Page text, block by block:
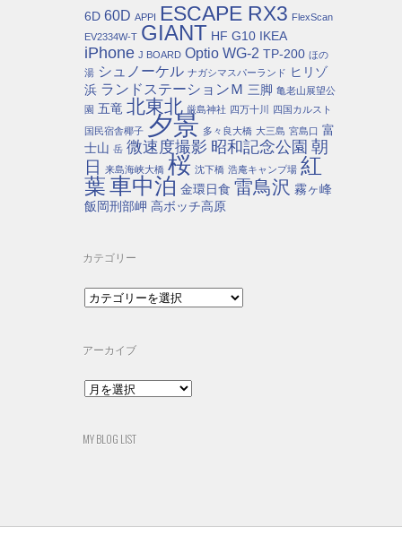
6D 60D APPI ESCAPE RX3 FlexScan
EV2334W-T GIANT HF G10 IKEA
iPhone J BOARD Optio WG-2 TP-200 ほの
湯 シュノーケル ナガシマスパーランド ヒリゾ
浜 ランドステーションＭ 三脚 亀老山展望公
園 五竜 北東北 厳島神社 四万十川
四国カルスト
国民宿舎椰子 夕景 多々良大橋 大三島 宮島口 富
士山 岳 微速度撮影 昭和記念公園 朝
日
来島海峡大橋 桜 沈下橋 浩庵キャンプ場 紅
葉車中泊 金環日食 雷鳥沢 霧ヶ峰
飯岡刑部岬 高ボッチ高原
カテゴリー
カ
ーアーカイブ
ア
ー
ブMY BLOG LIST